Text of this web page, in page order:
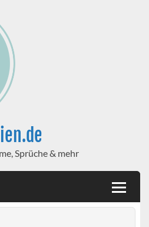
Sprüche & mehr